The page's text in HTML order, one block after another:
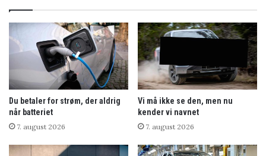
Du betaler for strøm, der aldrig
når batteriet
7. august 2026
Vi må ikke se den, men nu
kender vi navnet
7. august 2026